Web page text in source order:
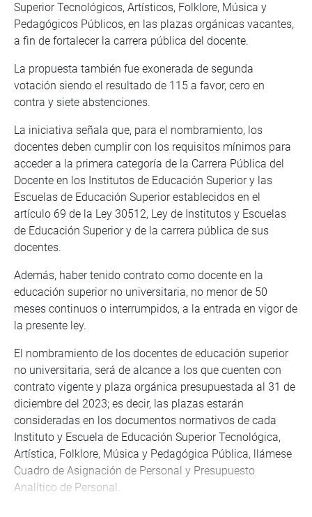
Superior Tecnológicos, Artísticos, Folklore, Música y
Pedagógicos Públicos, en las plazas orgánicas vacantes,
a fin de fortalecer la carrera pública del docente.
La propuesta también fue exonerada de segunda
votación siendo el resultado de 115 a favor, cero en
contra y siete abstenciones.
La iniciativa señala que, para el nombramiento, los
docentes deben cumplir con los requisitos mínimos para
acceder a la primera categoría de la Carrera Pública del
Docente en los Institutos de Educación Superior y las
Escuelas de Educación Superior establecidos en el
artículo 69 de la Ley 30512, Ley de Institutos y Escuelas
de Educación Superior y de la carrera pública de sus
docentes.
Además, haber tenido contrato como docente en la
educación superior no universitaria, no menor de 50
meses continuos o interrumpidos, a la entrada en vigor de
la presente ley.
El nombramiento de los docentes de educación superior
no universitaria, será de alcance a los que cuenten con
contrato vigente y plaza orgánica presupuestada al 31 de
diciembre del 2023; es decir, las plazas estarán
consideradas en los documentos normativos de cada
Instituto y Escuela de Educación Superior Tecnológica,
Artística, Folklore, Música y Pedagógica Pública, llámese
Cuadro de Asignación de Personal y Presupuesto
Analítico de Personal.